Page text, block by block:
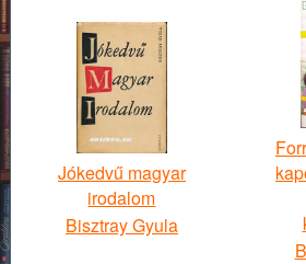
Jókedvű magyar
irodalom
Bisztray Gyula